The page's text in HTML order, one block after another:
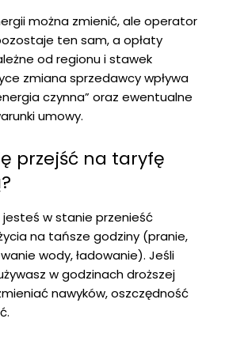
można zmienić, ale operator
ten sam, a opłaty
od regionu i stawek
zmiana sprzedawcy wpływa
czynna” oraz ewentualne
umowy.
przejść na taryfę
jesteś w stanie przenieść
na tańsze godziny (pranie,
wody, ładowanie). Jeśli
w godzinach droższej
nawyków, oszczędność